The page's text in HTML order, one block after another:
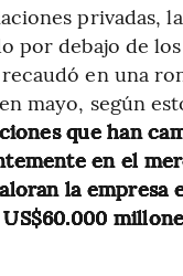
privadas,
por debajo de
en una
mayo, según
que han
en el
la empresa